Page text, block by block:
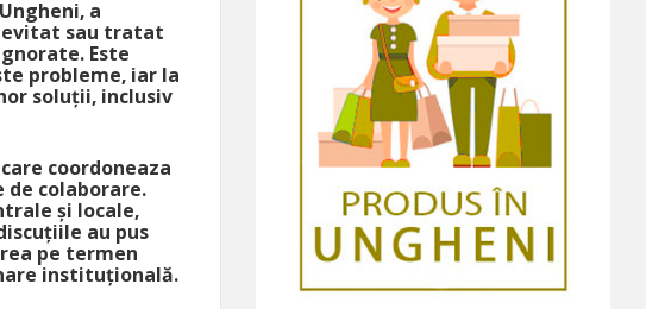
a
evitat sau tratat
Este
probleme, iar la
soluții, inclusiv
coordoneaza
colaborare.
și locale,
au pus
pe termen
instituțională.